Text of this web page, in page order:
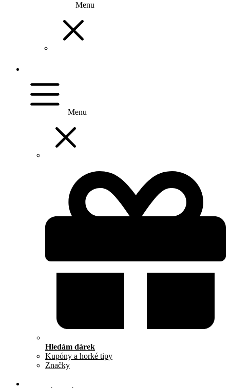
Menu
Menu
Hledám dárek
Kupóny a horké tipy
Značky